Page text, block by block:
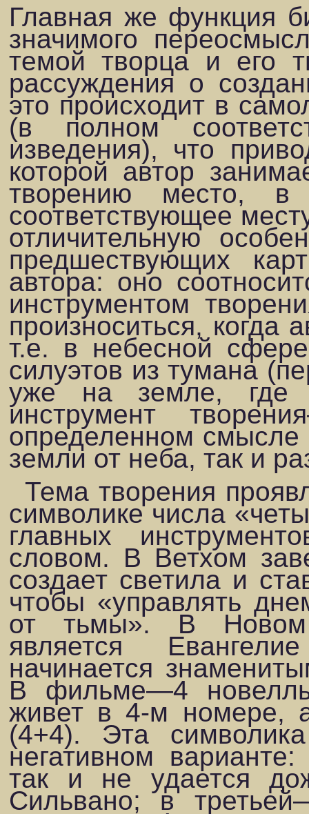
Главная же функция
значимого
темой творца и его
рассуждения о
это происходит в
(в полном
изведения), что
которой автор
творению место, в
соответс­твующее
отличительную
предшествующих
автора: оно
инструментом
произноситься, когда
т.е. в не­бесной
силуэтов из тумана
уже на земле, где
инструмент
определенном смысле
земли от неба, так и
Тема творения
символике числа
главных
словом. В Ветхом
создает светила и
чтобы «управлять
от тьмы». В Новом
является
начинается
В фильме—4
живет в 4-м номере,
(4+4). Эта
негативном
так и не удается
Сильвано; в